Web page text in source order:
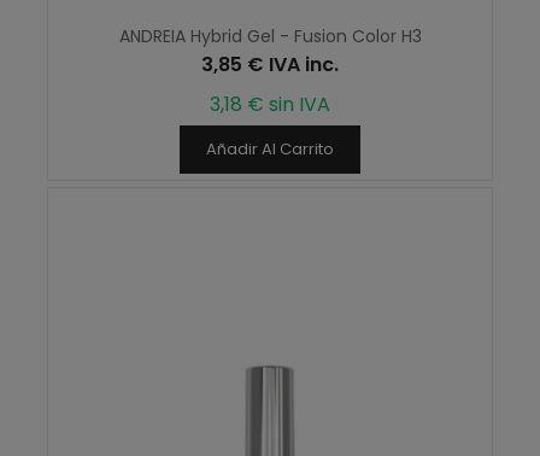
ANDREIA Hybrid Gel - Fusion Color H3
3,85 € IVA inc.
3,18 € sin IVA
Añadir Al Carrito